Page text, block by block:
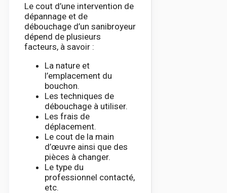
Le cout d’une intervention de
dépannage et de
débouchage d’un sanibroyeur
dépend de plusieurs
facteurs, à savoir :
La nature et
l’emplacement du
bouchon.
Les techniques de
débouchage à utiliser.
Les frais de
déplacement.
Le cout de la main
d’œuvre ainsi que des
pièces à changer.
Le type du
professionnel contacté,
etc.